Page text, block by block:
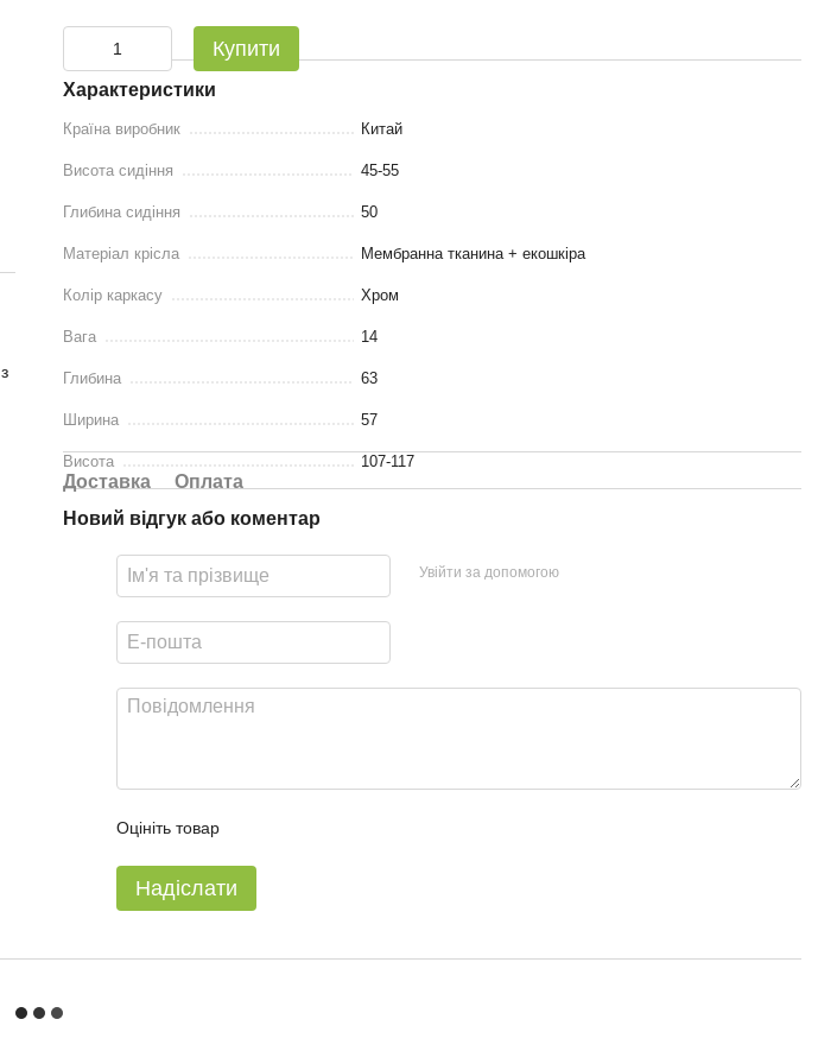
Купити
Характеристики
Країна виробник Китай
Висота сидіння 45-55
Глибина сидіння 50
Матеріал крісла Мембранна тканина + екошкіра
Колір каркасу Хром
Вага 14
Глибина 63
Ширина 57
Висота 107-117
Доставка
Оплата
Новий відгук або коментар
Увійти за допомогою
Оцініть товар
Надіслати